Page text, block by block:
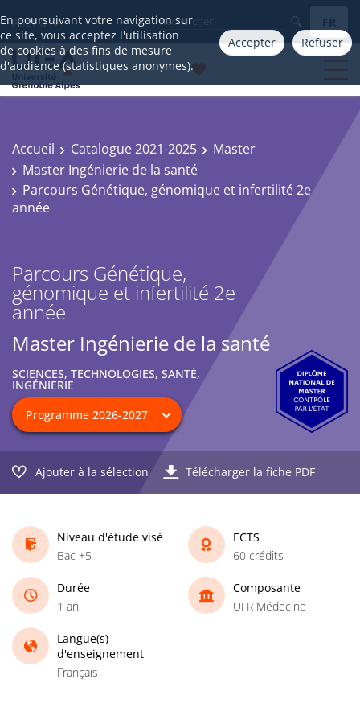
En poursuivant votre navigation sur
ce site, vous acceptez l'utilisation
de cookies à des fins de mesure
d'audience (statistiques anonymes).
Accepter Refuser
Aller à FR
Accueil Catalogue 2021-2025
Master
Master Ingénierie de la santé
Parcours Génétique, génomique et infertilité 2e
année
Parcours Génétique,
génomique et infertilité 2e
année
Master Ingénierie de la santé
SCIENCES, TECHNOLOGIES, SANTÉ,
INGÉNIERIE
Ajouter à la sélection Télécharger la fiche PDF
Niveau d'étude visé
Bac +5
ECTS
60 crédits
Durée
1 an
Composante
UFR Médecine
Langue(s)
d'enseignement
Français